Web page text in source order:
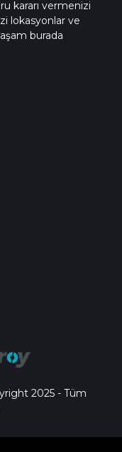
kararı vermenizi
lokasyonlar ve
burada
2025 - Tüm